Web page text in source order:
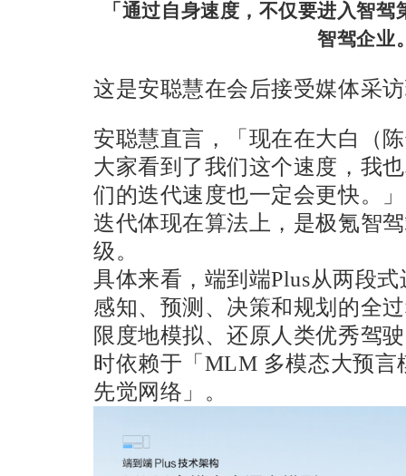
「通过自身速度，不仅要进入智
智驾企业
这是安聪慧在会后接受媒体采
安聪慧直言，「现在在大白（
大家看到了我们这个速度，我
们的迭代速度也一定会更快。」
迭代体现在算法上，是极氪智
级。
具体来看，端到端Plus从两段
感知、预测、决策和规划的全
限度地模拟、还原人类优秀驾
时依赖于「MLM 多模态大预言
先觉网络」。